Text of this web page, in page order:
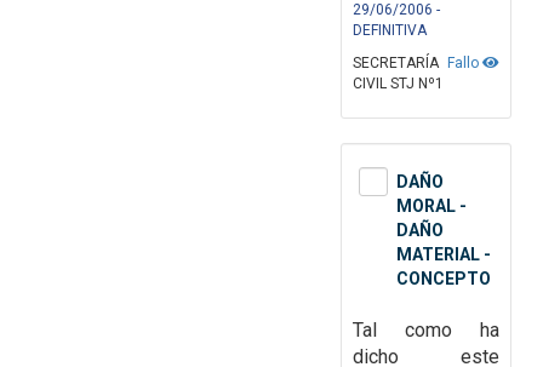
29/06/2006 -
DEFINITIVA
Fallo
SECRETARÍA
CIVIL STJ Nº1
DAÑO
MORAL -
DAÑO
MATERIAL -
CONCEPTO
Tal como ha
dicho este